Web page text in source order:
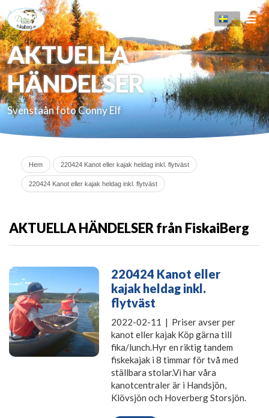
AKTUELLA
HÄNDELSER
Svenstaån foto Conny Elf
Hem 220424 Kanot eller kajak heldag inkl. flytväst
220424 Kanot eller kajak heldag inkl. flytväst
AKTUELLA HÄNDELSER från FiskaiBerg
220424 Kanot eller
kajak heldag inkl.
flytväst
2022-02-11 | Priser avser per
kanot eller kajak Köp gärna till
fika/lunch.Hyr en riktig tandem
fiskekajak i 8 timmar för två med
ställbara stolar.Vi har våra
kanotcentraler är i Handsjön,
Klövsjön och Hoverberg Storsjön.